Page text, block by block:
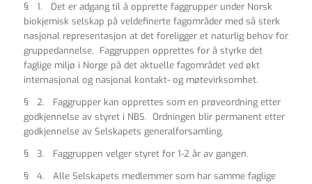
§ 1. Det er adgang til å opprette faggrupper under Norsk
biokjemisk selskap på veldefinerte fagområder med så sterk
nasjonal representasjon at det foreligger et naturlig behov for
gruppedannelse. Faggruppen opprettes for å styrke det
faglige miljø i Norge på det aktuelle fagområdet ved økt
internasjonal og nasjonal kontakt- og møtevirksomhet.
§ 2. Faggrupper kan opprettes som en prøveordning etter
godkjennelse av styret i NBS. Ordningen blir permanent etter
godkjennelse av Selskapets generalforsamling.
§ 3. Faggruppen velger styret for 1-2 år av gangen.
§ 4. Alle Selskapets medlemmer som har samme faglige